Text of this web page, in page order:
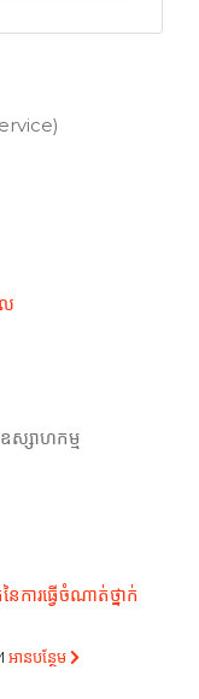
ស្សាហកម្ម
ៃការធ្វើចំណាត់ថ្នាក់
អាន​បន្ថែម